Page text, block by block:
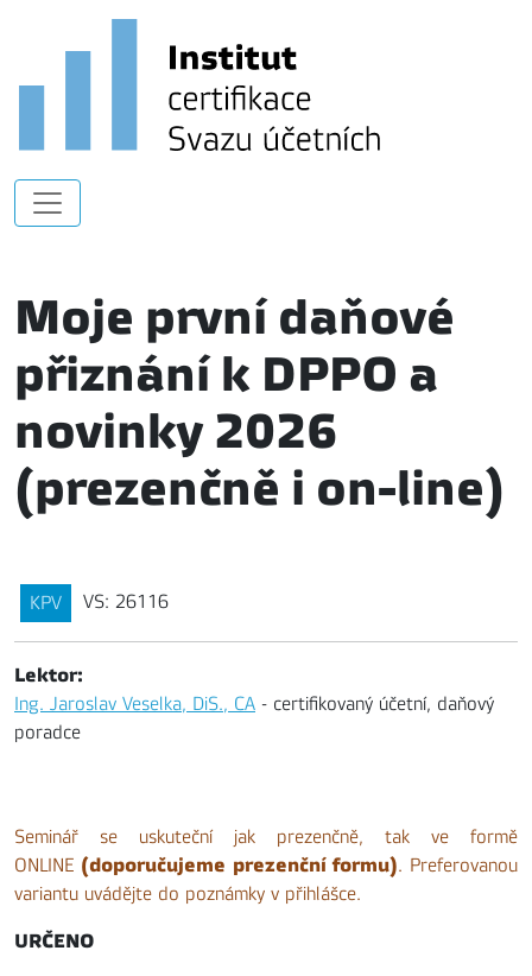
Moje první daňové
přiznání k DPPO a
novinky 2026
(prezenčně i on-line)
KPV VS: 26116
Lektor:
Ing. Jaroslav Veselka, DiS., CA - certifikovaný účetní, daňový
poradce
Seminář se uskuteční jak prezenčně, tak ve formě
ONLINE (doporučujeme prezenční formu). Preferovanou
variantu uvádějte do poznámky v přihlášce.
URČENO